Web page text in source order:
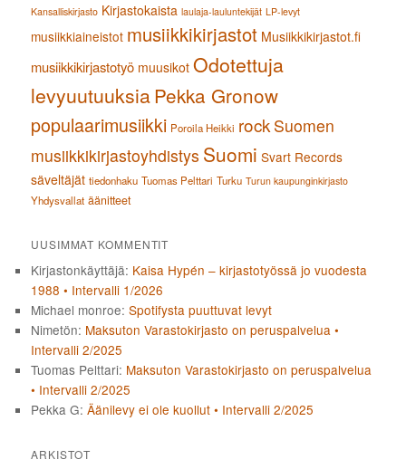
Kansalliskirjasto Kirjastokaista laulaja-lauluntekijät LP-levyt
musiikkiaineistot musiikkikirjastot Musiikkikirjastot.fi
musiikkikirjastotyö muusikot Odotettuja
levyuutuuksiaPekka Gronow
populaarimusiikki Poroila Heikki rock Suomen
musiikkikirjastoyhdistys Suomi Svart Records
säveltäjät tiedonhaku Tuomas Pelttari Turku Turun kaupunginkirjasto
Yhdysvallat äänitteet
UUSIMMAT KOMMENTIT
Kirjastonkäyttäjä: Kaisa Hypén – kirjastotyössä jo vuodesta
1988 • Intervalli 1/2026
Michael monroe:Spotifysta puuttuvat levyt
Nimetön: Maksuton Varastokirjasto on peruspalvelua •
Intervalli 2/2025
Tuomas Pelttari: Maksuton Varastokirjasto on peruspalvelua
• Intervalli 2/2025
Pekka G:Äänilevy ei ole kuollut • Intervalli 2/2025
ARKISTOT